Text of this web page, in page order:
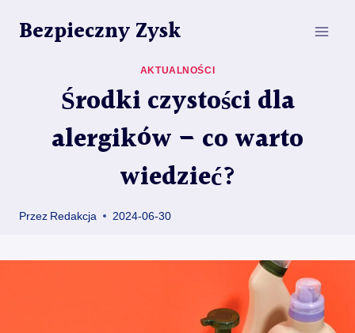
Bezpieczny Zysk
AKTUALNOŚCI
Środki czystości dla
alergików – co warto
wiedzieć?
Przez Redakcja 2024-06-30